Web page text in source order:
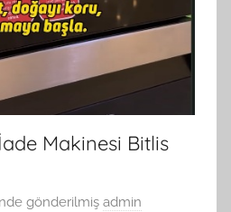
Makinesi Bitlis
gönderilmiş admin